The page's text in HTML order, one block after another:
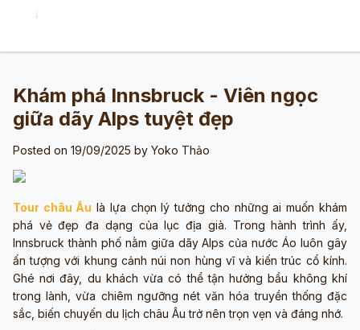
Khám phá Innsbruck - Viên ngọc
giữa dãy Alps tuyệt đẹp
Posted on 19/09/2025 by Yoko Thảo
Tour châu Âu là lựa chọn lý tưởng cho những ai muốn khám
phá vẻ đẹp đa dạng của lục địa già. Trong hành trình ấy,
Innsbruck thành phố nằm giữa dãy Alps của nước Áo luôn gây
ấn tượng với khung cảnh núi non hùng vĩ và kiến trúc cổ kính.
Ghé nơi đây, du khách vừa có thể tận hưởng bầu không khí
trong lành, vừa chiêm ngưỡng nét văn hóa truyền thống đặc
sắc, biến chuyến du lịch châu Âu trở nên trọn vẹn và đáng nhớ.